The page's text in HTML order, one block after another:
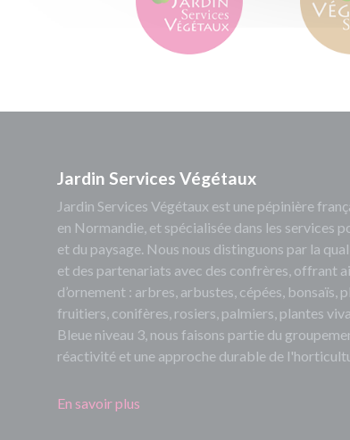
Jardin Services Végétaux
Jardin Services Végétaux est une pépinière
en Normandie, et spécialisée dans les services
et du paysage. Nous nous distinguons par la
et des partenariats avec des confrères, offrant
d’ornement : arbres, arbustes, cépées,
fruitiers, conifères, rosiers, palmiers, plantes
Bleue niveau 3, nous faisons partie du
réactivité et une approche durable de
En savoir plus